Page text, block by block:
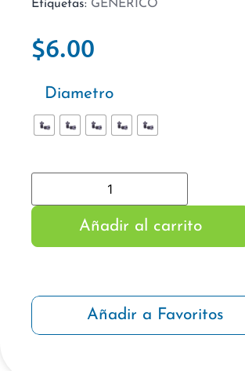
Etiquetas: GENERICO
$6.00
Diametro
Añadir al carrito
Añadir a Favoritos